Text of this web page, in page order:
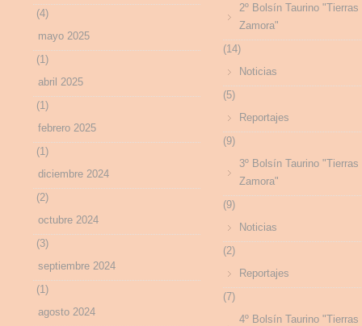
(4)
mayo 2025
(1)
abril 2025
(1)
febrero 2025
(1)
diciembre 2024
(2)
octubre 2024
(3)
septiembre 2024
(1)
agosto 2024
2º Bolsín Taurino "Tierras
Zamora"
(14)
Noticias
(5)
Reportajes
(9)
3º Bolsín Taurino "Tierras
Zamora"
(9)
Noticias
(2)
Reportajes
(7)
4º Bolsín Taurino "Tierras